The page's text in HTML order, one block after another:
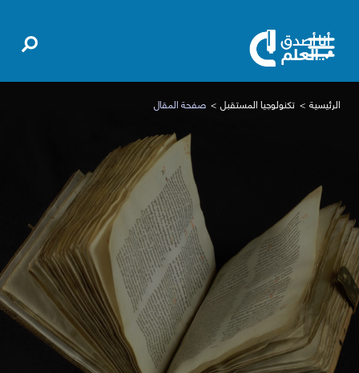
الرئيسية تكنولوجيا المستقبل صفحة المقال